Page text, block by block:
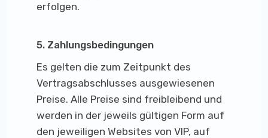
erfolgen.
5. Zahlungsbedingungen
Es gelten die zum Zeitpunkt des
Vertragsabschlusses ausgewiesenen
Preise. Alle Preise sind freibleibend und
werden in der jeweils gültigen Form auf
den jeweiligen Websites von VIP, auf